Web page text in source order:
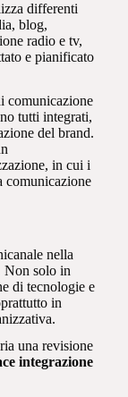
differenti
blog,
radio e tv,
e pianificato
comunicazione
tutti integrati,
del brand.
in cui i
comunicazione
nella
Non solo in
di tecnologie e
in
una revisione
integrazione